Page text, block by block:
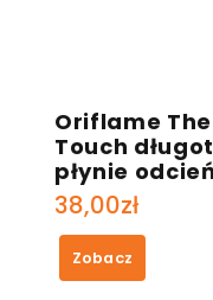
Oriflame
Touch
płynie
38,00zł
Zobacz